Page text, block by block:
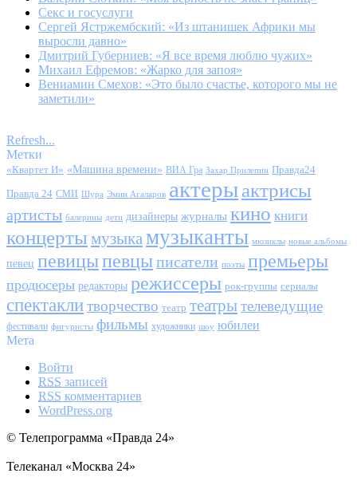
Секс и госуслуги
Сергей Ястржембский: «Из штанишек Африки мы
выросли давно»
Дмитрий Губерниев: «Я все время люблю чужих»
Михаил Ефремов: «Жарко для запоя»
Вениамин Смехов: «Это было счастье, которого мы не
заметили»
Refresh...
Метки
«Квартет И» «Машина времени» ВИА Гра Захар Прилепин Правда24
Правда 24 СМИ Шура Эмин Агаларов актерыактрисы
артисты балерины дети дизайнеры журналы кино книги
концерты музыкамузыканты мюзиклы новые альбомы
певец певицыпевцыписатели поэты премьеры
продюсеры редакторы режиссеры рок-группы сериалы
спектаклитворчество театр театрытелеведущие
фестивали фигуристы фильмы художники шоу юбилеи
Мета
Войти
RSS записей
RSS комментариев
WordPress.org
© Телепрограмма «Правда 24»
Телеканал «Москва 24»